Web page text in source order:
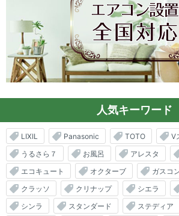
人気キーワード
LIXIL Panasonic TOTO
V
うるさら７
お風呂 アレスタ
エコキュート
オクターブ ガスコ
クラッソ
クリナップ シエラ
シンラ
スタンダード ステディア